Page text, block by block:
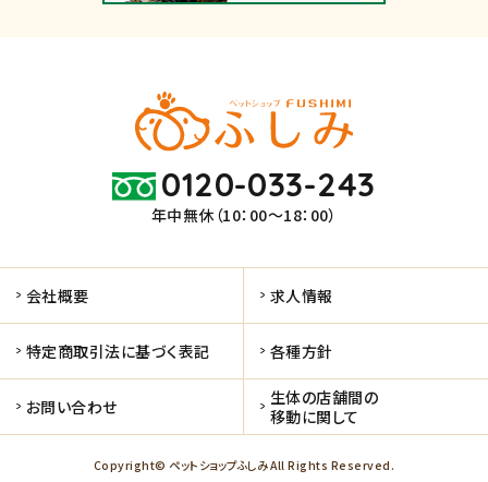
0120-033-243
年中無休（10：00～18：00）
会社概要 求人情報
特定商取引法に基づく表記 各種方針
お問い合わせ
生体の店舗間の
移動に関して
Copyright© ペットショップふしみ All Rights Reserved.